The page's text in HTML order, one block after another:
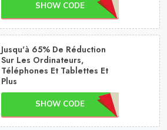
SHOW CODE
Jusqu'à 65% De Réduction
Sur Les Ordinateurs,
Téléphones Et Tablettes Et
Plus
SHOW CODE